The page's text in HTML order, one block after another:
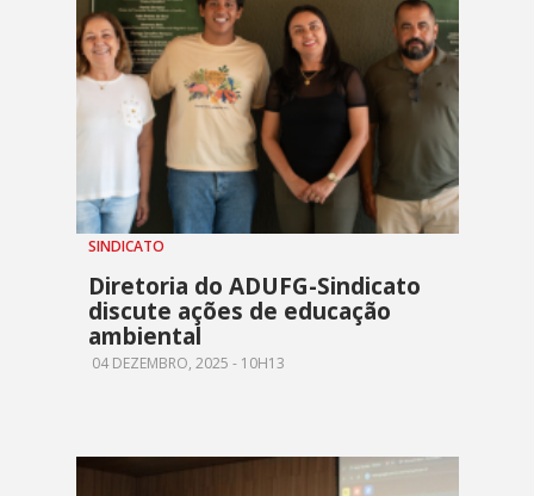
SINDICATO
Diretoria do ADUFG-Sindicato
discute ações de educação
ambiental
04 DEZEMBRO, 2025 - 10H13